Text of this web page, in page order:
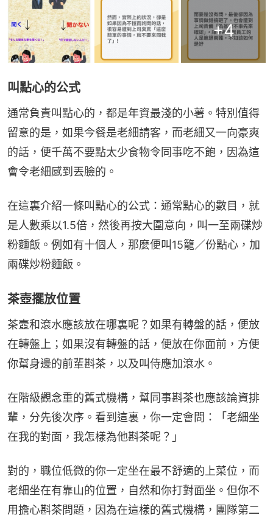
+4
叫點心的公式
通常負責叫點心的，都是年資最淺的小薯。特別值得
留意的是，如果今餐是老細請客，而老細又一向豪爽
的話，便千萬不要點太少食物令同事吃不飽，因為這
會令老細感到丟臉的。
在這裏介紹一條叫點心的公式：通常點心的數目，就
是人數乘以1.5倍，然後再按大圍意向，叫一至兩碟炒
粉麵飯。例如有十個人，那麼便叫15籠／份點心，加
兩碟炒粉麵飯。
茶壺擺放位置
茶壼和滾水應該放在哪裏呢？如果有轉盤的話，便放
在轉盤上；如果沒有轉盤的話，便放在你面前，方便
你幫身邊的前輩斟茶，以及叫侍應加滾水。
在階級觀念重的舊式機構，幫同事斟茶也應該論資排
輩，分先後次序。看到這裏，你一定會問：「老細坐
在我的對面，我怎樣為他斟茶呢？」
對的，職位低微的你一定坐在最不舒適的上菜位，而
老細坐在有靠山的位置，自然和你打對面坐。但你不
用擔心斟茶問題，因為在這樣的舊式機構，團隊第二